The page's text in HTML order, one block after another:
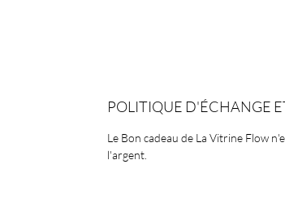
POLITIQUE D'ÉCHANGE
Le Bon cadeau de La Vitrine Flow
l'argent.